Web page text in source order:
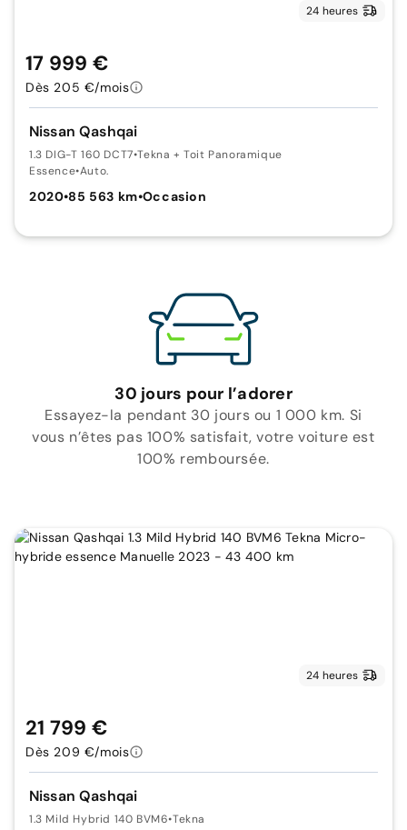
24 heures
Nissan Qashqai
1.3 DIG-T 160 DCT7•Tekna + Toit Panoramique
Essence•Auto.
2020•85 563 km•Occasion
17 999 €
Dès 205 €/mois
30 jours pour l’adorer
Essayez-la pendant 30 jours ou 1 000 km. Si
vous n’êtes pas 100% satisfait, votre voiture est
100% remboursée.
24 heures
Nissan Qashqai
1.3 Mild Hybrid 140 BVM6•Tekna
21 799 €
Dès 209 €/mois